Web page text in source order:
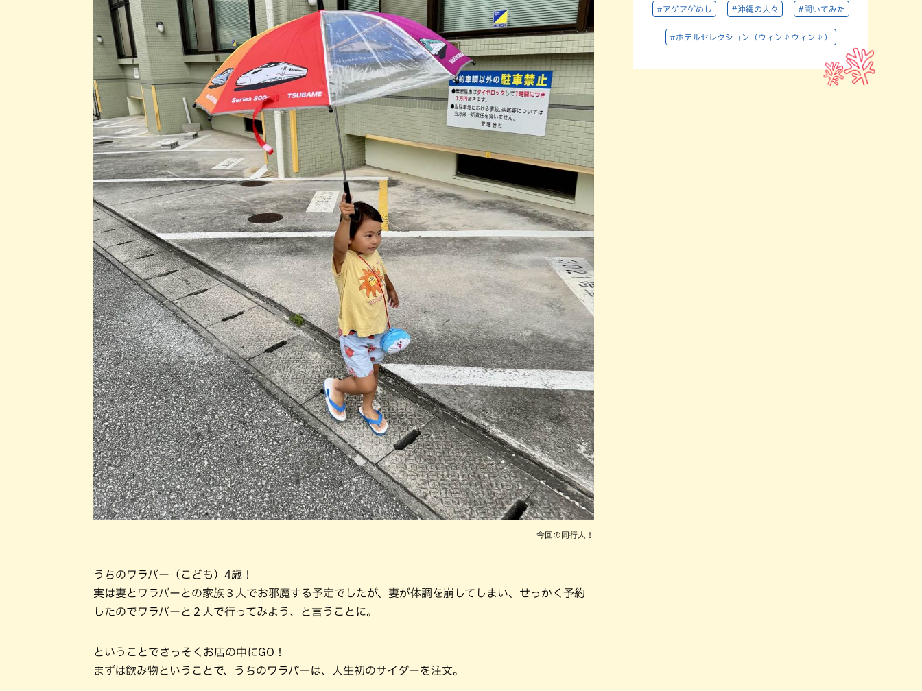
今回の同⾏⼈！
うちのワラバー（こども）4歳！
実は妻とワラバーとの家族３⼈でお邪魔する予定でしたが、妻が体調を崩してしまい、せっかく予約
したのでワラバーと２⼈で⾏ってみよう、と⾔うことに。
ということでさっそくお店の中にGO！
まずは飲み物ということで、うちのワラバーは、⼈⽣初のサイダーを注⽂。
#アゲアゲめし #沖縄の人々 #聞いてみた
#ホテルセレクション（ウィン♪ウィン♪）